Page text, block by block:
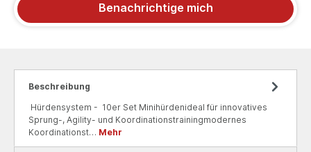
Benachrichtige mich
Beschreibung
Hürdensystem - 10er Set Minihürdenideal für innovatives
Sprung-, Agility- und Koordinationstrainingmodernes
Koordinationst… Mehr